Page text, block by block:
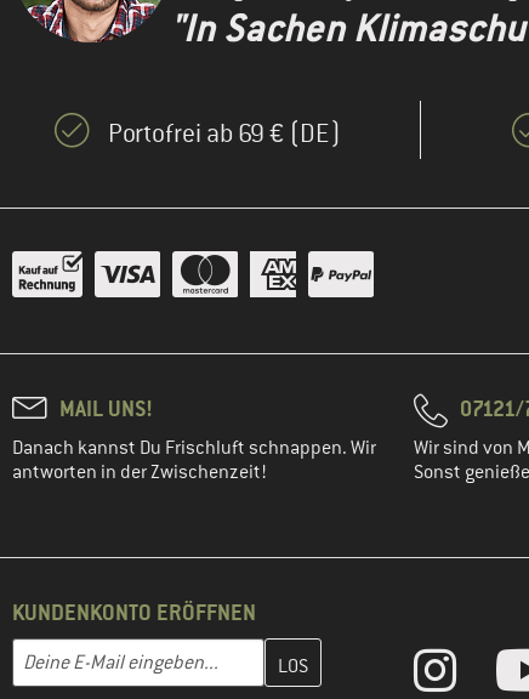
"In Sachen
Portofrei ab 69 € (DE)
MAIL UNS!
Danach kannst Du Frischluft schnappen. Wir
antworten in der Zwischenzeit!
Wir sind von
Sonst
KUNDENKONTO ERÖFFNEN
E-Mail-Adresse
Gib hier deine E-Mail-Adresse ein und erstelle im nächsten